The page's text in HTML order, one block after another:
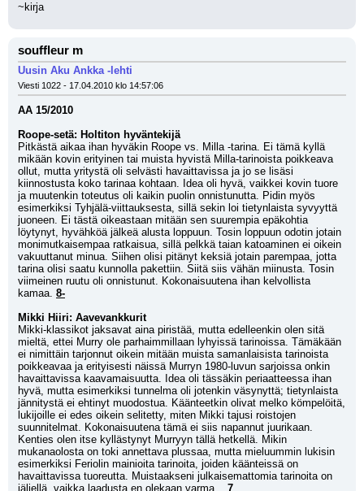
~kirja
souffleur m
Uusin Aku Ankka -lehti
Viesti 1022 - 17.04.2010 klo 14:57:06
AA 15/2010
Roope-setä: Holtiton hyväntekijä
Pitkästä aikaa ihan hyväkin Roope vs. Milla -tarina. Ei tämä kyllä
mikään kovin erityinen tai muista hyvistä Milla-tarinoista poikkeava
ollut, mutta yritystä oli selvästi havaittavissa ja jo se lisäsi
kiinnostusta koko tarinaa kohtaan. Idea oli hyvä, vaikkei kovin tuore
ja muutenkin toteutus oli kaikin puolin onnistunutta. Pidin myös
esimerkiksi Tyhjälä-viittauksesta, sillä sekin loi tietynlaista syvyyttä
juoneen. Ei tästä oikeastaan mitään sen suurempia epäkohtia
löytynyt, hyvähköä jälkeä alusta loppuun. Tosin loppuun odotin jotain
monimutkaisempaa ratkaisua, sillä pelkkä taian katoaminen ei oikein
vakuuttanut minua. Siihen olisi pitänyt keksiä jotain parempaa, jotta
tarina olisi saatu kunnolla pakettiin. Siitä siis vähän miinusta. Tosin
viimeinen ruutu oli onnistunut. Kokonaisuutena ihan kelvollista
kamaa. 8-
Mikki Hiiri: Aavevankkurit
Mikki-klassikot jaksavat aina piristää, mutta edelleenkin olen sitä
mieltä, ettei Murry ole parhaimmillaan lyhyissä tarinoissa. Tämäkään
ei nimittäin tarjonnut oikein mitään muista samanlaisista tarinoista
poikkeavaa ja erityisesti näissä Murryn 1980-luvun sarjoissa onkin
havaittavissa kaavamaisuutta. Idea oli tässäkin periaatteessa ihan
hyvä, mutta esimerkiksi tunnelma oli jotenkin väsynyttä; tietynlaista
jännitystä ei ehtinyt muodostua. Käänteetkin olivat melko kömpelöitä,
lukijoille ei edes oikein selitetty, miten Mikki tajusi roistojen
suunnitelmat. Kokonaisuutena tämä ei siis napannut juurikaan.
Kenties olen itse kyllästynyt Murryyn tällä hetkellä. Mikin
mukanaolosta on toki annettava plussaa, mutta mieluummin lukisin
esimerkiksi Feriolin mainioita tarinoita, joiden käänteissä on
havaittavissa tuoreutta. Muistaakseni julkaisemattomia tarinoita on
jäljellä, vaikka laadusta en olekaan varma... 7